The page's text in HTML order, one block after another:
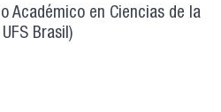
Académico en Ciencias de la
Brasil)